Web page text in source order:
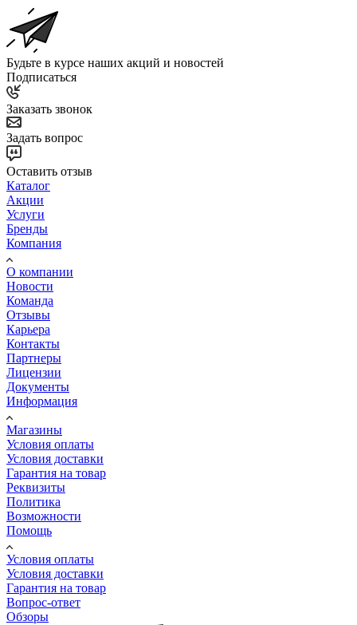
Будьте в курсе наших акций и новостей
Подписаться
Заказать звонок
Задать вопрос
Оставить отзыв
Каталог
Акции
Услуги
Бренды
Компания
О компании
Новости
Команда
Отзывы
Карьера
Контакты
Партнеры
Лицензии
Документы
Информация
Магазины
Условия оплаты
Условия доставки
Гарантия на товар
Реквизиты
Политика
Возможности
Помощь
Условия оплаты
Условия доставки
Гарантия на товар
Вопрос-ответ
Обзоры